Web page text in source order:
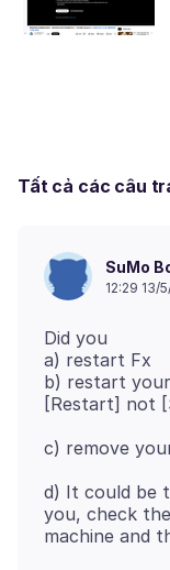
Tất cả các câu
SuMo
12:29 13/
Did you
a) restart Fx
b) restart
d) It could be
you, check